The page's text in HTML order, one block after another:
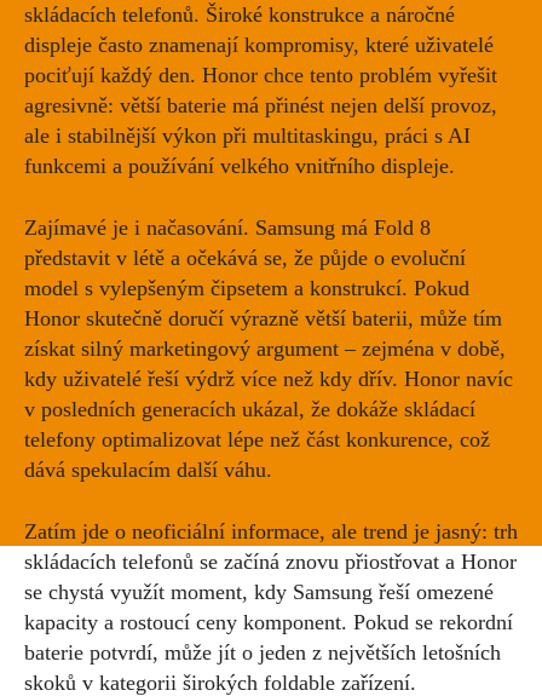
skládacích telefonů. Široké konstrukce a náročné
displeje často znamenají kompromisy, které uživatelé
pociťují každý den. Honor chce tento problém vyřešit
agresivně: větší baterie má přinést nejen delší provoz,
ale i stabilnější výkon při multitaskingu, práci s AI
funkcemi a používání velkého vnitřního displeje.
Zajímavé je i načasování. Samsung má Fold 8
představit v létě a očekává se, že půjde o evoluční
model s vylepšeným čipsetem a konstrukcí. Pokud
Honor skutečně doručí výrazně větší baterii, může tím
získat silný marketingový argument – zejména v době,
kdy uživatelé řeší výdrž více než kdy dřív. Honor navíc
v posledních generacích ukázal, že dokáže skládací
telefony optimalizovat lépe než část konkurence, což
dává spekulacím další váhu.
Zatím jde o neoficiální informace, ale trend je jasný: trh
skládacích telefonů se začíná znovu přiostřovat a Honor
se chystá využít moment, kdy Samsung řeší omezené
kapacity a rostoucí ceny komponent. Pokud se rekordní
baterie potvrdí, může jít o jeden z největších letošních
skoků v kategorii širokých foldable zařízení.